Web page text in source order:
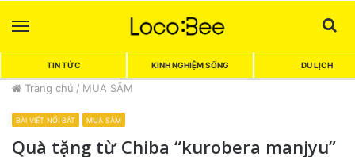
TIN TỨC KINH NGHIỆM SỐNG DU LỊCH
Trang chủ / MUA SẮM
BÀI VIẾT NỔI BẬT MUA SẮM
Quà tặng từ Chiba “kurobera manjyu”